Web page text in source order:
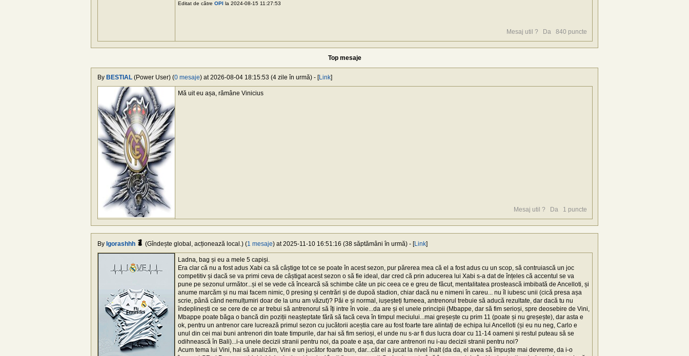
Editat de către OPI la 2024-08-15 11:27:53
Mesaj util ? Da 840 puncte
Top mesaje
By BESTIAL (Power User) (0 mesaje) at 2026-08-04 18:15:53 (4 zile în urmă) - [Link]
Mă uit eu așa, rămâne Vinicius
Mesaj util ? Da 1 puncte
By Igorashhh (Gîndește global, acționează local.) (1 mesaje) at 2025-11-10 16:51:16 (38 săptămâni în urmă) - [Link]
Ladna, bag și eu a mele 5 capiși.
Era clar că nu a fost adus Xabi ca să câștige tot ce se poate în acest sezon, pur părerea mea că el a fost adus cu un scop, să contruiască un joc
competitiv și dacă se va primi ceva de câștigat acest sezon o să fie ideal, dar cred că prin aducerea lui Xabi s-a dat de înțeles că accentul se va
pune pe sezonul următor...și el se vede că încearcă să schimbe câte un pic ceea ce e greu de făcut, mentalitatea prostească imbibată de Ancelloti, și
anume marcăm și nu mai facem nimic, 0 presing și centrări și de dupoă stadion, chiar dacă nu e nimeni în careu... nu îl iubesc unii (cică presa așa
scrie, până când nemulțumiri doar de la unu am văzut)? Păi e și normal, iușeșteți fumeea, antrenorul trebuie să aducă rezultate, dar dacă tu nu
îndeplinești ce se cere de ce ar trebui să antrenorul să îți intre în voie...da are și el unele principii (Mbappe, dar să fim serioși, spre deosebire de Vini,
Mbappe poate băga o bancă din poziții neașteptate fără să facă ceva în timpul meciului...mai greșește cu prim 11 (poate și nu greșește), dar asta e
ok, pentru un antrenor care lucrează primul sezon cu jucătorii aceștia care au fost foarte tare alintați de echipa lui Ancelloti (și eu nu neg, Carlo e
unul din cei mai buni antrenori din toate timpurile, dar hai să fim serioși, el unde nu s-ar fi dus lucra doar cu 11-14 oameni și restul puteau să se
odihnească în Bali)...i-a unele decizii stranii pentru noi, da poate e așa, dar care antrenori nu i-au decizii stranii pentru noi?
Acum tema lui Vini, hai să analizăm, Vini e un jucător foarte bun, dar...cât el a jucat la nivel înalt (da da, el avea să împuște mai devreme, da i-o